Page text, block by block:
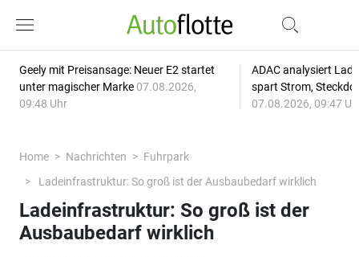
Geely mit Preisansage: Neuer E2 startet
unter magischer Marke 07.08.2026,
09:48 Uhr
ADAC analysiert
spart Strom,
07.08.2026, 09:47
Home Nachrichten
Fuhrpark
Ladeinfrastruktur: So groß ist der Ausbaubedarf wirklich
Ladeinfrastruktur: So groß ist der
Ausbaubedarf wirklich